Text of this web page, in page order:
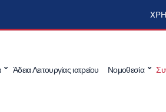
Άδεια Λειτουργίας ιατρείου Νομοθεσία